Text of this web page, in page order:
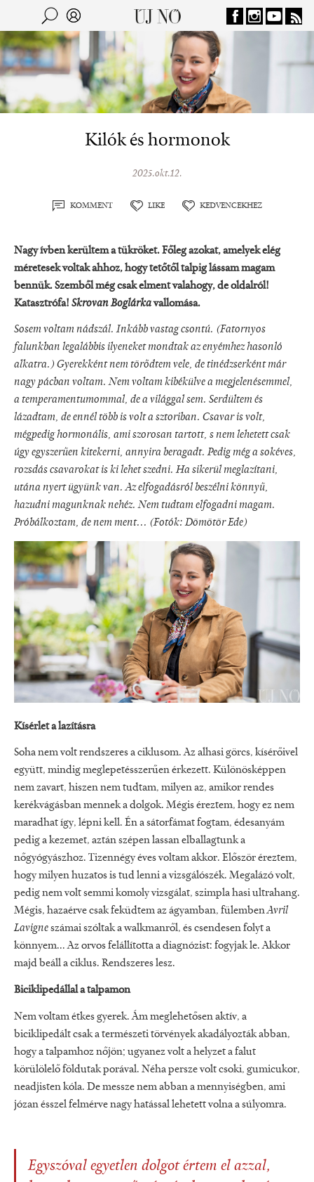
Jump to navigation
Kereső
Kilók és hormonok
2025.okt.12.
KOMMENT LIKE KEDVENCEKHEZ
Nagy ívben kerültem a tükröket. Főleg azokat, amelyek elég
méretesek voltak ahhoz, hogy tetőtől talpig lássam magam
bennük. Szemből még csak elment valahogy, de oldalról!
Katasztrófa! SkrovanBoglárkavallomása.
Sosem voltam nádszál. Inkább vastag csontú. (Fatornyos
falunkban legalábbis ilyeneket mondtak az enyémhez hasonló
alkatra.) Gyerekként nem törődtem vele, de tinédzserként már
nagy pácban voltam. Nem voltam kibékülve a megjelenésemmel,
a temperamentumommal, de a világgal sem. Serdültem és
lázadtam, de ennél több is volt a sztoriban. Csavar is volt,
mégpedig hormonális, ami szorosan tartott, s nem lehetett csak
úgy egyszerűen kitekerni, annyira beragadt. Pedig még a sokéves,
rozsdás csavarokat is ki lehet szedni. Ha sikerül meglazítani,
utána nyert ügyünk van. Az elfogadásról beszélni könnyű,
hazudni magunknak nehéz. Nem tudtam elfogadni magam.
Próbálkoztam, de nem ment... (Fotók: Dömötör Ede)
Kísérlet a lazításra
Soha nem volt rendszeres a ciklusom. Az alhasi görcs, kísérőivel
együtt, mindig meglepetésszerűen érkezett. Különösképpen
nem zavart, hiszen nem tudtam, milyen az, amikor rendes
kerékvágásban mennek a dolgok. Mégis éreztem, hogy ez nem
maradhat így, lépni kell. Én a sátorfámat fogtam, édesanyám
pedig a kezemet, aztán szépen lassan elballagtunk a
nőgyógyászhoz. Tizennégy éves voltam akkor. Először éreztem,
hogy milyen huzatos is tud lenni a vizsgálószék. Megalázó volt,
pedig nem volt semmi komoly vizsgálat, szimpla hasi ultrahang.
Mégis, hazaérve csak feküdtem az ágyamban, fülembenAvril
Lavigneszámai szóltak a walkmanről, és csendesen folyt a
könnyem... Az orvos felállította a diagnózist: fogyjak le. Akkor
majd beáll a ciklus. Rendszeres lesz.
Biciklipedállal a talpamon
Nem voltam étkes gyerek. Ám meglehetősen aktív, a
biciklipedált csak a természeti törvények akadályozták abban,
hogy a talpamhoz nőjön; ugyanez volt a helyzet a falut
körülölelő földutak porával. Néha persze volt csoki, gumicukor,
neadjisten kóla. De messze nem abban a mennyiségben, ami
józan ésszel felmérve nagy hatással lehetett volna a súlyomra.
Egyszóval egyetlen dolgot értem el azzal,